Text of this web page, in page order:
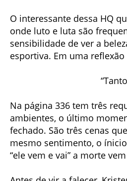
O interessante dessa HQ
onde luto e luta são
sensibilidade de ver a
esportiva. Em uma
Na página 336 tem três
ambientes, o último
fechado. São três cenas
mesmo sentimento, o
“ele vem e vai” a morte